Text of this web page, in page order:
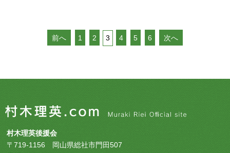
前へ 1 2 3 4 5 6 次へ
村木理英後援会
〒719-1156 岡山県総社市門田507